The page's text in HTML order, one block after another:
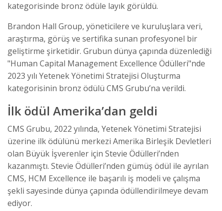
kategorisinde bronz ödüle layık görüldü.
Brandon Hall Group, yöneticilere ve kuruluşlara veri,
araştırma, görüş ve sertifika sunan profesyonel bir
geliştirme şirketidir. Grubun dünya çapında düzenlediği
"Human Capital Management Excellence Ödülleri"nde
2023 yılı Yetenek Yönetimi Stratejisi Oluşturma
kategorisinin bronz ödülü CMS Grubu’na verildi.
İlk ödül Amerika’dan geldi
CMS Grubu, 2022 yılında, Yetenek Yönetimi Stratejisi
üzerine ilk ödülünü merkezi Amerika Birleşik Devletleri
olan Büyük İşverenler için Stevie Ödülleri’nden
kazanmıştı. Stevie Ödülleri’nden gümüş ödül ile ayrılan
CMS, HCM Excellence ile başarılı iş modeli ve çalışma
şekli sayesinde dünya çapında ödüllendirilmeye devam
ediyor.